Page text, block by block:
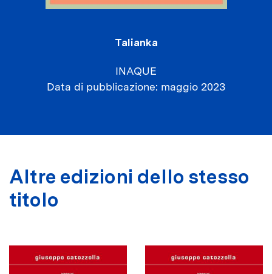
Talianka
INAQUE
Data di pubblicazione maggio 2023
Altre edizioni dello stesso
titolo